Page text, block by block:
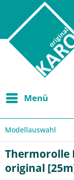
Menü
Modellauswahl
Thermorolle
original